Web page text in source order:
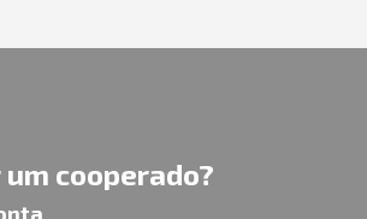
um cooperado?